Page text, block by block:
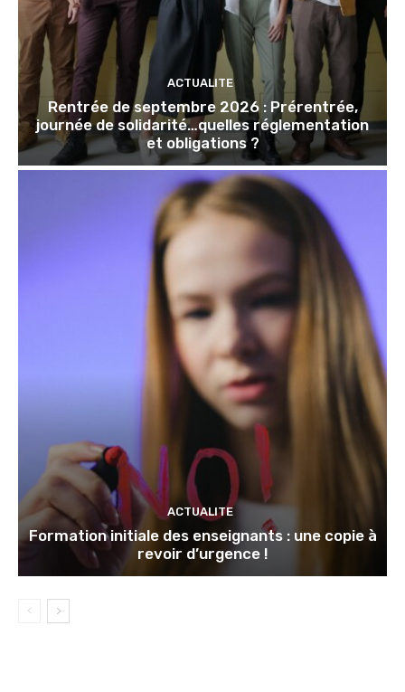
ACTUALITE
Rentrée de septembre 2026 : Prérentrée,
journée de solidarité…quelles réglementation
et obligations ?
ACTUALITE
Formation initiale des enseignants : une copie à
revoir d’urgence !